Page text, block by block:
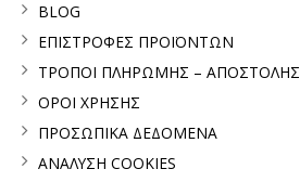
BLOG
ΕΠΙΣΤΡΟΦΕΣ ΠΡΟΪΟΝΤΩΝ
ΤΡΟΠΟΙ ΠΛΗΡΩΜΗΣ – ΑΠΟΣΤΟΛΗΣ
ΟΡΟΙ ΧΡΗΣΗΣ
ΠΡΟΣΩΠΙΚΑ ΔΕΔΟΜΕΝΑ
ΑΝΑΛΥΣΗ COOKIES